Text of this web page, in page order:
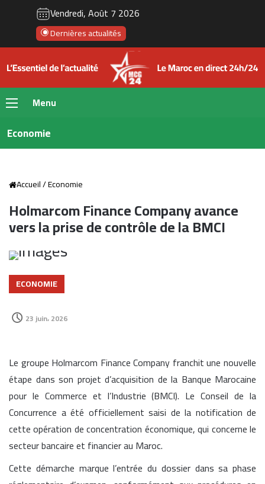
Vendredi, Août 7 2026
Dernières actualités
Menu
Economie
Accueil/Economie
Holmarcom Finance Company avance
vers la prise de contrôle de la BMCI
ECONOMIE
23 juin، 2026
Le groupe Holmarcom Finance Company franchit une nouvelle
étape dans son projet d’acquisition de la Banque Marocaine
pour le Commerce et l’Industrie (BMCI). Le Conseil de la
Concurrence a été officiellement saisi de la notification de
cette opération de concentration économique, qui concerne le
secteur bancaire et financier au Maroc.
Cette démarche marque l’entrée du dossier dans sa phase